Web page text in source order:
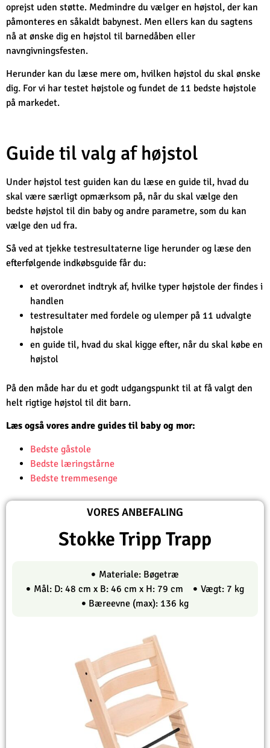
oprejst uden støtte. Medmindre du vælger en højstol, der kan
påmonteres en såkaldt babynest. Men ellers kan du sagtens
nå at ønske dig en højstol til barnedåben eller
navngivningsfesten.
Herunder kan du læse mere om, hvilken højstol du skal ønske
dig. For vi har testet højstole og fundet de 11 bedste højstole
på markedet.
Guide til valg af højstol
Under højstol test guiden kan du læse en guide til, hvad du
skal være særligt opmærksom på, når du skal vælge den
bedste højstol til din baby og andre parametre, som du kan
vælge den ud fra.
Så ved at tjekke testresultaterne lige herunder og læse den
efterfølgende indkøbsguide får du:
et overordnet indtryk af, hvilke typer højstole der findes i
handlen
testresultater med fordele og ulemper på 11 udvalgte
højstole
en guide til, hvad du skal kigge efter, når du skal købe en
højstol
På den måde har du et godt udgangspunkt til at få valgt den
helt rigtige højstol til dit barn.
Læs også vores andre guides til baby og mor:
Bedste gåstole
Bedste læringstårne
Bedste tremmesenge
VORES ANBEFALING
Stokke Tripp Trapp
Materiale: Bøgetræ
Mål: D: 48 cm x B: 46 cm x H: 79 cm
Vægt: 7 kg
Bæreevne (max): 136 kg